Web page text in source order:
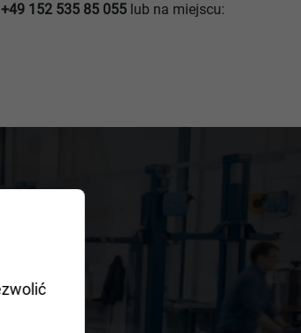
+49 152 535 85 055 lub na miejscu: